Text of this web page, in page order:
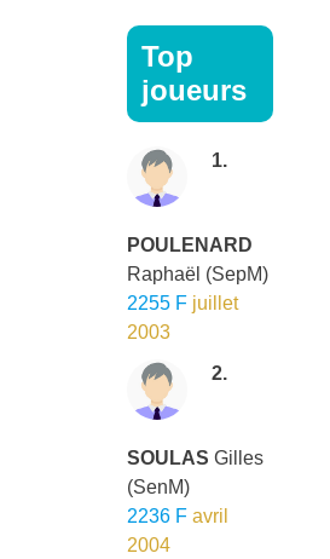
Top
joueurs
1.
POULENARD
Raphaël (SepM)
2255 F juillet
2003
2.
SOULAS Gilles
(SenM)
2236 F avril
2004